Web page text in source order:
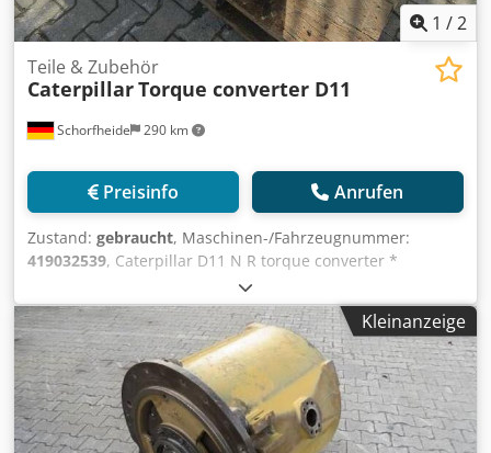
1 /2
Schorfheide 290 km
Teile & Zubehör
CaterpillarTorque converter D11
Preisinfo Anrufen
Zustand: gebraucht, Maschinen-/Fahrzeugnummer:
419032539, Caterpillar D11 N R torque converter *
überholt * Dedpfx Aemwitzocleck Weitere Informationen
Typ: Getriebe,
Kleinanzeige